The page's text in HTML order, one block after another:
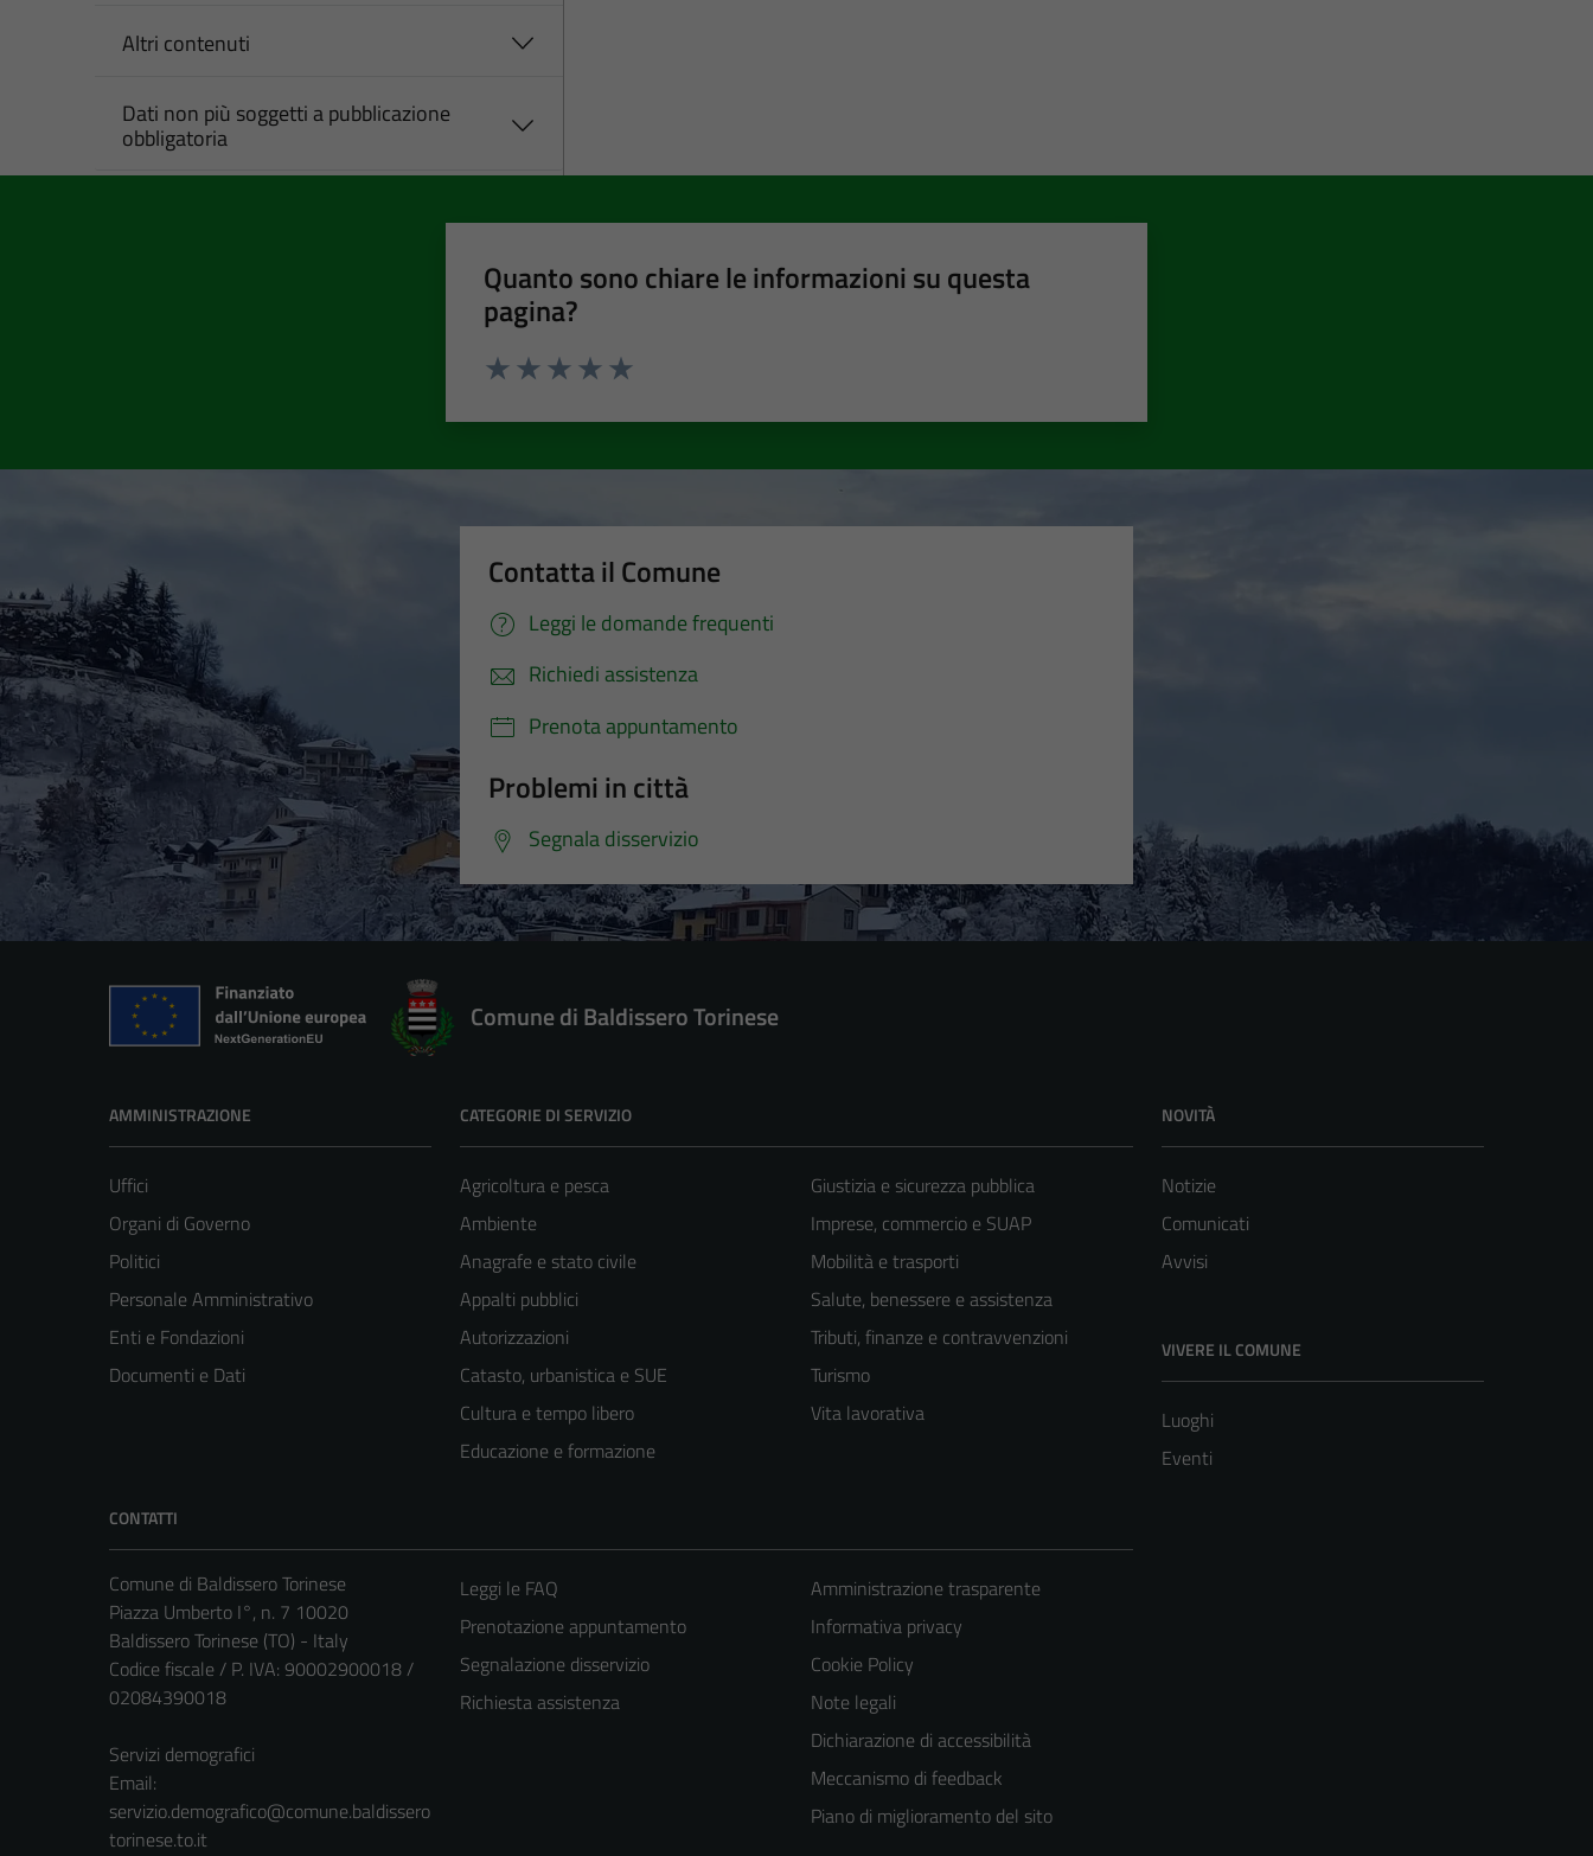
Altri contenuti
Dati non più soggetti a pubblicazione
obbligatoria
Quanto sono chiare le informazioni su questa
pagina?
Contatta il Comune
Leggi le domande frequenti
Richiedi assistenza
Prenota appuntamento
Problemi in città
Segnala disservizio
Comune di Baldissero Torinese
AMMINISTRAZIONE
Uffici
Organi di Governo
Politici
Personale Amministrativo
Enti e Fondazioni
Documenti e Dati
CATEGORIE DI SERVIZIO
Agricoltura e pesca
Ambiente
Anagrafe e stato civile
Appalti pubblici
Autorizzazioni
Catasto, urbanistica e SUE
Cultura e tempo libero
Educazione e formazione
Giustizia e sicurezza pubblica
Imprese, commercio e SUAP
Mobilità e trasporti
Salute, benessere e assistenza
Tributi, finanze e contravvenzioni
Turismo
Vita lavorativa
NOVITÀ
Notizie
Comunicati
Avvisi
VIVERE IL COMUNE
Luoghi
Eventi
CONTATTI
Comune di Baldissero Torinese
Piazza Umberto I°, n. 7 10020
Baldissero Torinese (TO) - Italy
Codice fiscale / P. IVA: 90002900018 /
02084390018
Servizi demografici
Email:
servizio.demografico@comune.baldissero
torinese.to.it
Leggi le FAQ
Prenotazione appuntamento
Segnalazione disservizio
Richiesta assistenza
Amministrazione trasparente
Informativa privacy
Cookie Policy
Note legali
Dichiarazione di accessibilità
Meccanismo di feedback
Piano di miglioramento del sito
Tecnici
Questi cookie
sono necessari